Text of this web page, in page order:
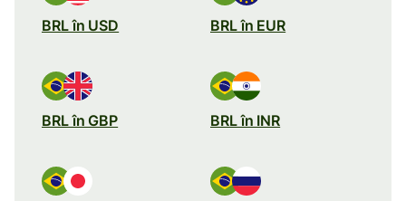
BRL în USD BRL în EUR
BRL în GBP BRL în INR